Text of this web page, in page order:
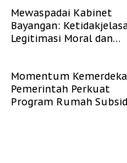
Mewaspadai Kabinet
Bayangan:
Legitimasi Moral dan
Momentum
Pemerintah Perkuat
Program Rumah